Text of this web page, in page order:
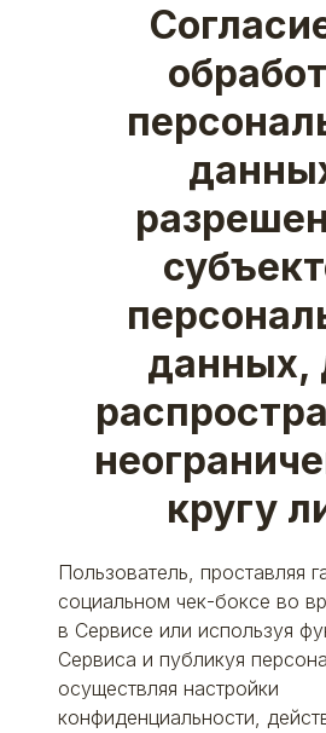
данных,
кругу
Пользователь, проставляя
социальном чек-боксе во
в Сервисе или используя
Сервиса и публикуя
осуществляя настройки
конфиденциальности,